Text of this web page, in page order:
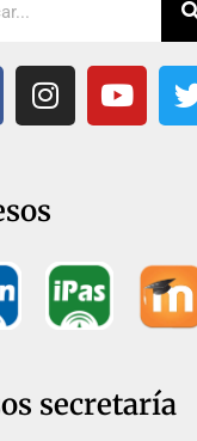
secretaría